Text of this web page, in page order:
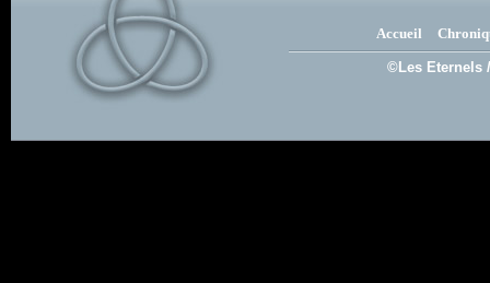
Accueil
©Les Eternels